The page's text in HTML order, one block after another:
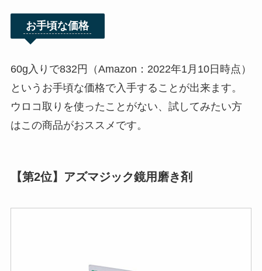
お手頃な価格
60g入りで832円（Amazon：2022年1月10日時点）
というお手頃な価格で入手することが出来ます。
ウロコ取りを使ったことがない、試してみたい方
はこの商品がおススメです。
【第2位】アズマジック鏡用磨き剤